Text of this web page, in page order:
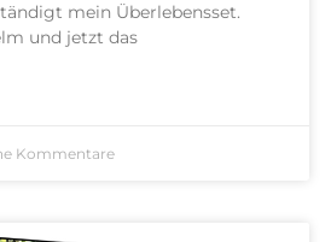
mein Überlebensset.
und jetzt das
Kommentare